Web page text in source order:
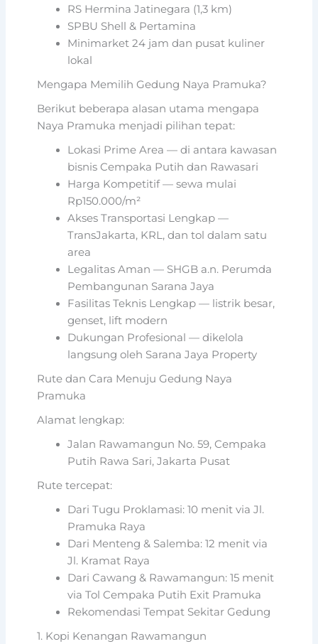
RS Hermina Jatinegara (1,3 km)
SPBU Shell & Pertamina
Minimarket 24 jam dan pusat kuliner
lokal
Mengapa Memilih Gedung Naya Pramuka?
Berikut beberapa alasan utama mengapa
Naya Pramuka menjadi pilihan tepat:
Lokasi Prime Area — di antara kawasan
bisnis Cempaka Putih dan Rawasari
Harga Kompetitif — sewa mulai
Rp150.000/m²
Akses Transportasi Lengkap —
TransJakarta, KRL, dan tol dalam satu
area
Legalitas Aman — SHGB a.n. Perumda
Pembangunan Sarana Jaya
Fasilitas Teknis Lengkap — listrik besar,
genset, lift modern
Dukungan Profesional — dikelola
langsung oleh Sarana Jaya Property
Rute dan Cara Menuju Gedung Naya
Pramuka
Alamat lengkap:
Jalan Rawamangun No. 59, Cempaka
Putih Rawa Sari, Jakarta Pusat
Rute tercepat:
Dari Tugu Proklamasi: 10 menit via Jl.
Pramuka Raya
Dari Menteng & Salemba: 12 menit via
Jl. Kramat Raya
Dari Cawang & Rawamangun: 15 menit
via Tol Cempaka Putih Exit Pramuka
Rekomendasi Tempat Sekitar Gedung
1. Kopi Kenangan Rawamangun